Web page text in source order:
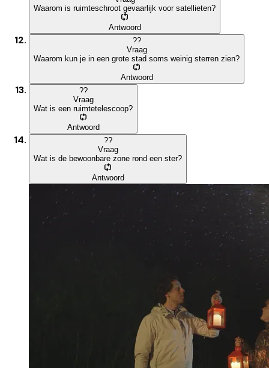
Waarom is ruimteschroot gevaarlijk voor satellieten?
Antwoord
??
Vraag
Waarom kun je in een grote stad soms weinig sterren zien?
Antwoord
??
Vraag
Wat is een ruimtetelescoop?
Antwoord
??
Vraag
Wat is de bewoonbare zone rond een ster?
Antwoord